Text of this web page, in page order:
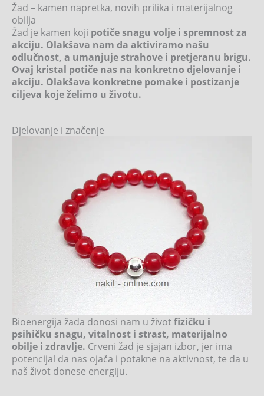
Žad – kamen napretka, novih prilika i materijalnog
obilja
Žad je kamen koji potiče snagu volje i spremnost za
akciju. Olakšava nam da aktiviramo našu
odlučnost, a umanjuje strahove i pretjeranu brigu.
Ovaj kristal potiče nas na konkretno djelovanje i
akciju. Olakšava konkretne pomake i postizanje
ciljeva koje želimo u životu.
Djelovanje i značenje
Bioenergija žada donosi nam u životfizičku i
psihičku snagu, vitalnost i strast, materijalno
obilje i zdravlje. Crveni žad je sjajan izbor, jer ima
potencijal da nas ojača i potakne na aktivnost, te da u
naš život donese energiju.